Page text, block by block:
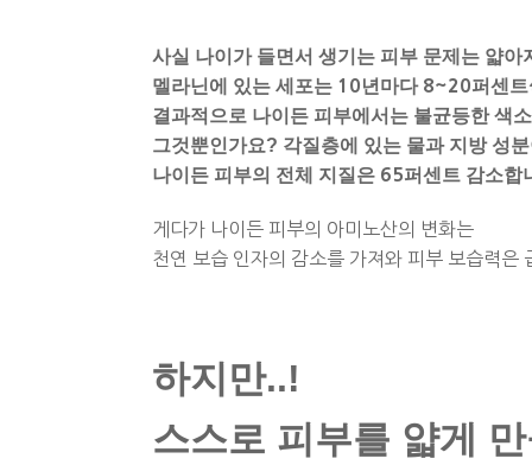
사실 나이가 들면서 생기는 피부 문제는 얇아
멜라닌에 있는 세포는 10년마다8~20퍼센
결과적으로 나이든 피부에서는 불균등한 색
그것뿐인가요? 각질층에 있는 물과 지방 성
나이든 피부의 전체 지질은 65퍼센트 감소합
게다가 나이든 피부의 아미노산의 변화는
천연 보습 인자의 감소를 가져와 피부 보습력은
하지만..!
스스로 피부를 얇게